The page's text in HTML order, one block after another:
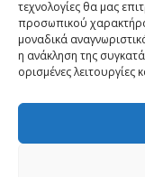
τεχνολογίες θα μας
προσωπικού
μοναδικά
η ανάκληση της
ορισμένες λειτουργίες
Πολιτική
Δήλωση
©